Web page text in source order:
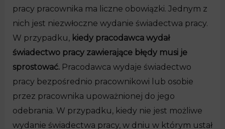
pracy pracownika ma liczne obowiązki. Jednym z
nich jest niezwłoczne wydanie świadectwa pracy.
W przypadku, kiedy pracodawca wydał
świadectwo pracy zawierające błędy musi je
sprostować.Pracodawca wydaje świadectwo
pracy bezpośrednio pracownikowi lub osobie
przez pracownika upoważnionej do jego
odebrania. W przypadku, kiedy nie jest możliwe
wydanie świadectwa pracy, w dniu w którym ustał